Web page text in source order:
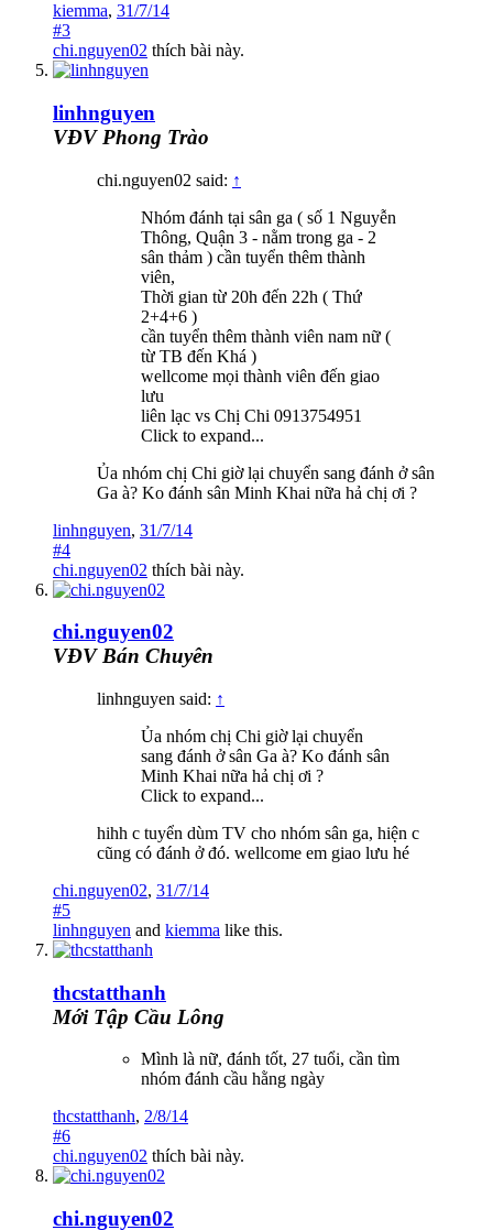
kiemma, 31/7/14
#3
chi.nguyen02 thích bài này.
linhnguyen
VĐV Phong Trào
chi.nguyen02 said: ↑
Nhóm đánh tại sân ga ( số 1 Nguyễn
Thông, Quận 3 - nằm trong ga - 2
sân thảm ) cần tuyển thêm thành
viên,
Thời gian từ 20h đến 22h ( Thứ
2+4+6 )
cần tuyển thêm thành viên nam nữ (
từ TB đến Khá )
wellcome mọi thành viên đến giao
lưu
liên lạc vs Chị Chi 0913754951
Click to expand...
Ủa nhóm chị Chi giờ lại chuyển sang đánh ở sân
Ga à? Ko đánh sân Minh Khai nữa hả chị ơi ?
linhnguyen, 31/7/14
#4
chi.nguyen02 thích bài này.
chi.nguyen02
VĐV Bán Chuyên
linhnguyen said: ↑
Ủa nhóm chị Chi giờ lại chuyển
sang đánh ở sân Ga à? Ko đánh sân
Minh Khai nữa hả chị ơi ?
Click to expand...
hihh c tuyển dùm TV cho nhóm sân ga, hiện c
cũng có đánh ở đó. wellcome em giao lưu hé
chi.nguyen02, 31/7/14
#5
linhnguyen and kiemma like this.
thcstatthanh
Mới Tập Cầu Lông
Mình là nữ, đánh tốt, 27 tuổi, cần tìm
nhóm đánh cầu hằng ngày
thcstatthanh, 2/8/14
#6
chi.nguyen02 thích bài này.
chi.nguyen02